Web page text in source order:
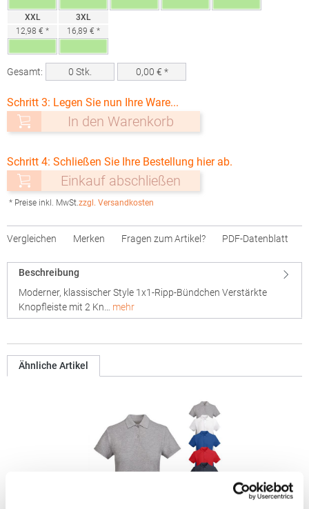
XXL
12,98 € *
3XL
16,89 € *
Gesamt: 0 Stk. 0,00 € *
Schritt 3: Legen Sie nun Ihre Ware...
In den Warenkorb
Schritt 4: Schließen Sie Ihre Bestellung hier ab.
Einkauf abschließen
* Preise inkl. MwSt.zzgl. Versandkosten
Vergleichen Merken Fragen zum Artikel? PDF-Datenblatt
Beschreibung
Moderner, klassischer Style 1x1-Ripp-Bündchen Verstärkte
Knopfleiste mit 2 Kn… mehr
Ähnliche Artikel